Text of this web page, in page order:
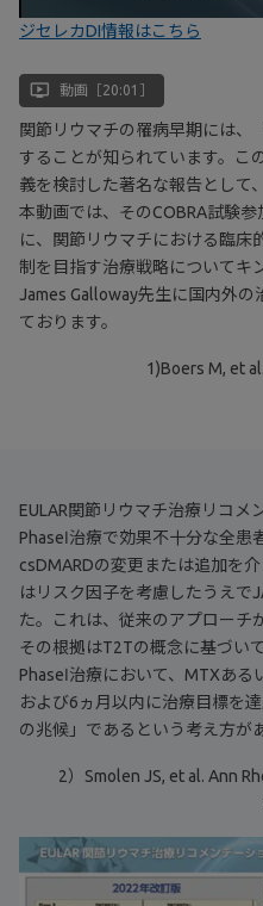
ジセレカDI情報はこちら
ondemand_video 動画［20:01］
関節リウマチの罹病早期には
することが知られています。こ
義を検討した著名な報告として
本動画では、そのCOBRA試験
に、関節リウマチにおける臨床
制を目指す治療戦略についてキ
James Galloway先生に国内外
ております。
1)Boers M, et
EULAR関節リウマチ治療リコメ
PhaseⅠ治療で効果不十分な全患
csDMARDの変更または追加を
はリスク因子を考慮したうえで
た。これは、従来のアプローチ
その根拠はT2Tの概念に基づいて
PhaseⅠ治療において、MTXあ
および6ヵ月以内に治療目標を
の兆候」であるという考え方が
2）Smolen JS, et al. Ann